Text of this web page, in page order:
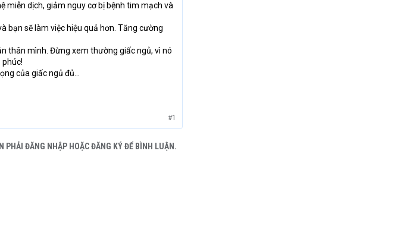
miễn dịch, giảm nguy cơ bị bệnh tim mạch và
bạn sẽ làm việc hiệu quả hơn. Tăng cường
thân mình. Đừng xem thường giấc ngủ, vì nó
phúc!
của giấc ngủ đủ...
#1
PHẢI ĐĂNG NHẬP HOẶC ĐĂNG KÝ ĐỂ BÌNH LUẬN.